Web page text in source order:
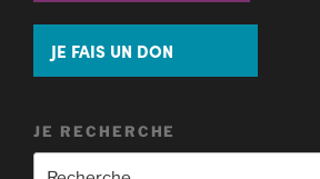
JE FAIS UN DON
JE RECHERCHE